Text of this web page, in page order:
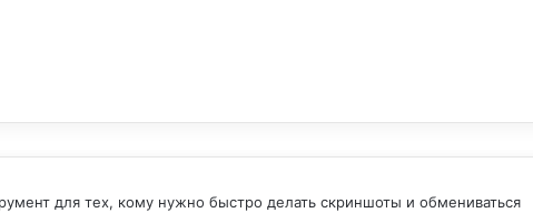
для тех, кому нужно быстро делать скриншоты и обмениваться